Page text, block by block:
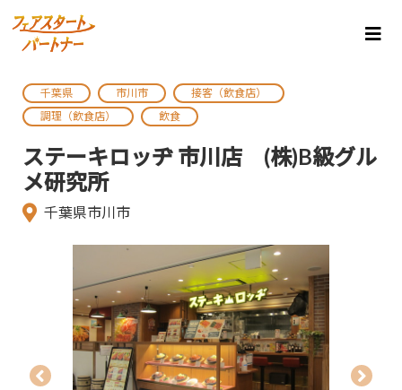
千葉県 市川市
接客（飲食店）
調理（飲食店）
飲食
ステーキロッヂ 市川店 (株)B級グル
メ研究所
千葉県市川市